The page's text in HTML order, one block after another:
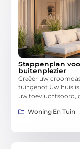
Stappenplan
buitenplezier
Creëer uw
tuingenot Uw huis is
uw toevluchtsoord,
Woning En Tuin